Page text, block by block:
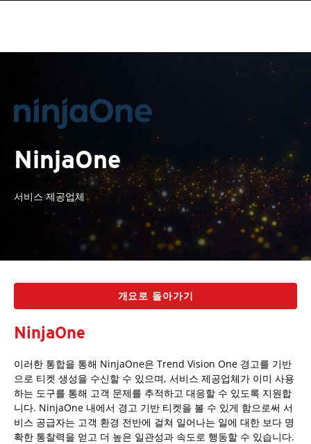
NinjaOne
서비스 제공업체
개요로 돌아가기
NinjaOne
이러한 통합을 통해 NinjaOne은 Trend Vision One 경고를 기반
으로 티켓 생성을 수신할 수 있으며, 서비스 제공업체가 이미 사용
하는 도구를 통해 고객 문제를 추적하고 대응할 수 있도록 지원합
니다. NinjaOne 내에서 경고 기반 티켓을 볼 수 있게 함으로써 서
비스 공급자는 고객 환경 전반에 걸쳐 일어나는 일에 대한 보다 명
확한 통찰력을 얻고 더 높은 일관성과 속도로 행동할 수 있습니다.